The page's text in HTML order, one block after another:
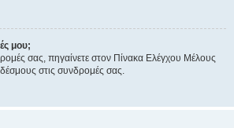
μου;
σας, πηγαίνετε στον Πίνακα Ελέγχου Μέλους
στις συνδρομές σας.